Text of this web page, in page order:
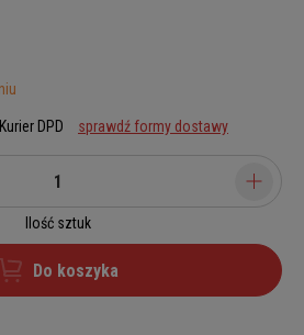
DPD sprawdź formy dostawy
Ilość sztuk
Do koszyka